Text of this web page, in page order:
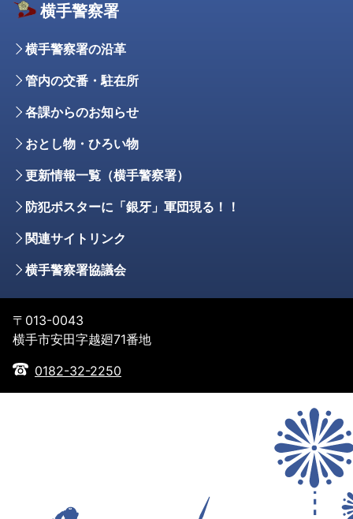
横手警察署
横手警察署の沿革
管内の交番・駐在所
各課からのお知らせ
おとし物・ひろい物
更新情報一覧（横手警察署）
防犯ポスターに「銀牙」軍団現る！！
関連サイトリンク
横手警察署協議会
〒013-0043
横手市安田字越廻71番地
0182-32-2250